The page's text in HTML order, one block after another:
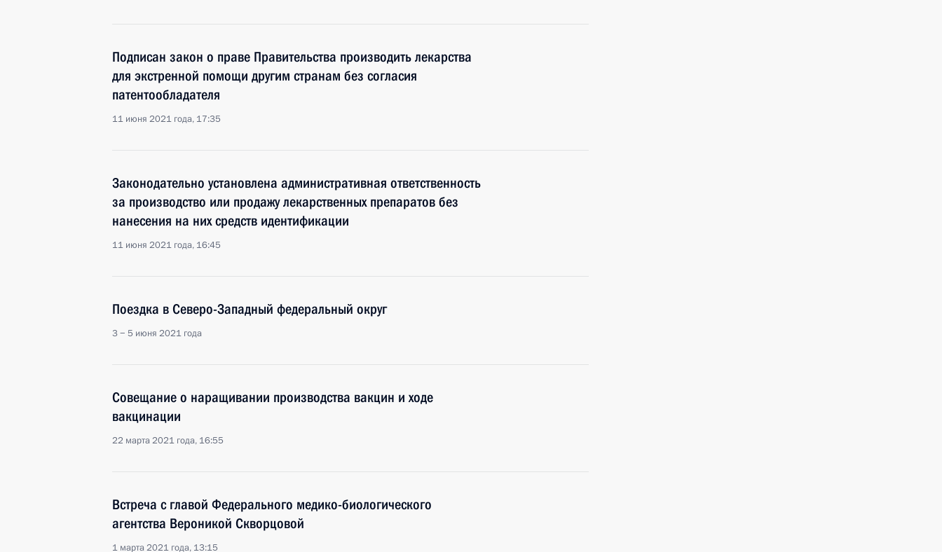
Подписан закон о праве Правительства производить лекарства
для экстренной помощи другим странам без согласия
патентообладателя
11 июня 2021 года, 17:35
Законодательно установлена административная ответственность
за производство или продажу лекарственных препаратов без
нанесения на них средств идентификации
11 июня 2021 года, 16:45
Поездка в Северо-Западный федеральный округ
3 − 5 июня 2021 года
Совещание о наращивании производства вакцин и ходе
вакцинации
22 марта 2021 года, 16:55
Встреча с главой Федерального медико-биологического
агентства Вероникой Скворцовой
1 марта 2021 года, 13:15